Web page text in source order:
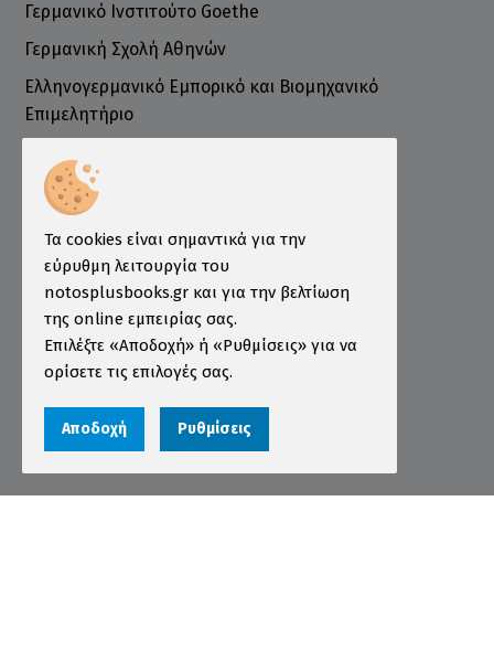
Γερμανικό Ινστιτούτο Goethe
Γερμανική Σχολή Αθηνών
Ελληνογερμανικό Εμπορικό και Βιομηχανικό
Επιμελητήριο
Πληροφορίες
Τρόποι Πληρωμής
Τρόποι Αποστολής
Εγγύηση - Επιστροφές
Όροι χρήσης
Προστασία Προσωπικών Δεδομένων
Cookies
Τα cookies είναι σημαντικά για την
εύρυθμη λειτουργία του
notosplusbooks.gr και για την βελτίωση
της online εμπειρίας σας.
Επιλέξτε «Αποδοχή» ή «Ρυθμίσεις» για να
ορίσετε τις επιλογές σας.
Αποδοχή Ρυθμίσεις